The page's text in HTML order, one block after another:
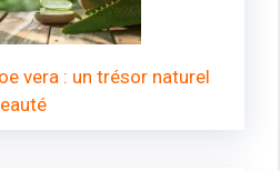
vera : un trésor naturel